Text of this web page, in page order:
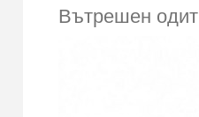
Вътрешен одит